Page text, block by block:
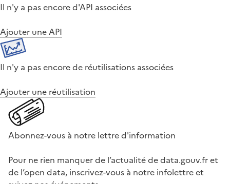
Il n'y a pas encore d'API associées
Ajouter une API
Il n'y a pas encore de réutilisations associées
Ajouter une réutilisation
Abonnez-vous à notre lettre d'information
Pour ne rien manquer de l’actualité de data.gouv.fr et
de l’open data, inscrivez-vous à notre infolettre et